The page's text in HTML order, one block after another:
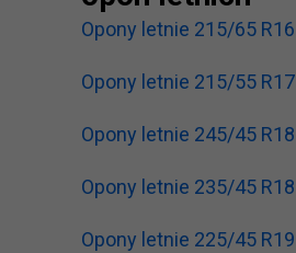
Opony letnie 215/65 R16
Opony letnie 215/55 R17
Opony letnie 245/45 R18
Opony letnie 235/45 R18
Opony letnie 225/45 R19